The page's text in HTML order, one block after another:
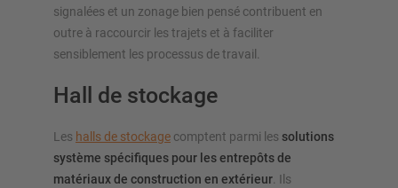
signalées et un zonage bien pensé contribuent en
outre à raccourcir les trajets et à faciliter
sensiblement les processus de travail.
Hall de stockage
Les halls de stockage comptent parmi les solutions
système spécifiques pour les entrepôts de
matériaux de construction en extérieur. Ils